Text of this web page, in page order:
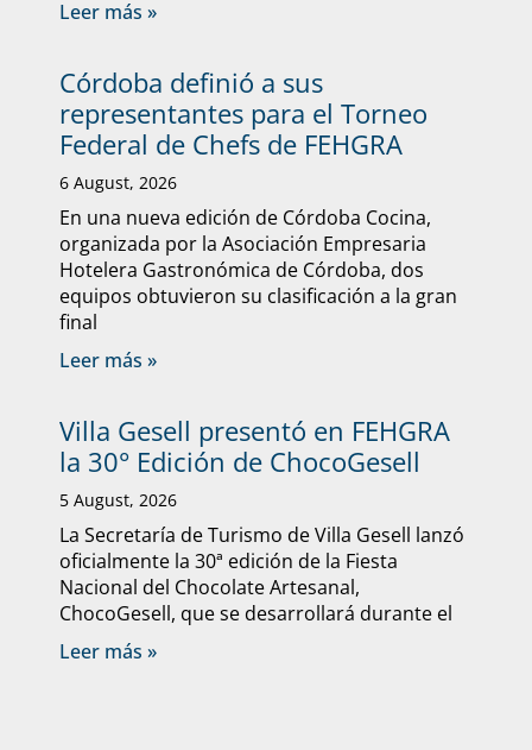
Leer más »
Córdoba definió a sus
representantes para el Torneo
Federal de Chefs de FEHGRA
6 August, 2026
En una nueva edición de Córdoba Cocina,
organizada por la Asociación Empresaria
Hotelera Gastronómica de Córdoba, dos
equipos obtuvieron su clasificación a la gran
final
Leer más »
Villa Gesell presentó en FEHGRA
la 30° Edición de ChocoGesell
5 August, 2026
La Secretaría de Turismo de Villa Gesell lanzó
oficialmente la 30ª edición de la Fiesta
Nacional del Chocolate Artesanal,
ChocoGesell, que se desarrollará durante el
Leer más »